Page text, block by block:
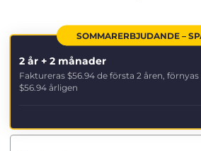
SOMMARERBJUDANDE –
2 år + 2 månader
Faktureras $56.94 de första 2 åren,
$56.94 årligen